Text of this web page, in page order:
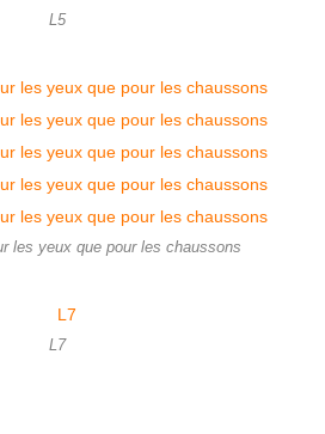
L5
les yeux que pour les chaussons
L7